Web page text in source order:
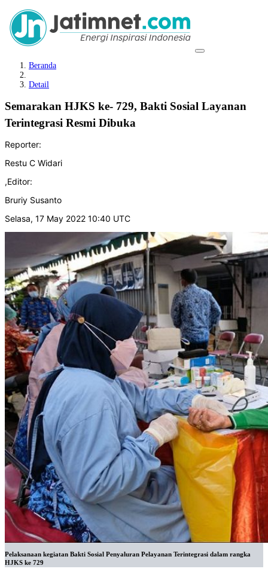
Beranda
Detail
Semarakan HJKS ke- 729, Bakti Sosial Layanan
Terintegrasi Resmi Dibuka
Reporter:
Restu C Widari
,Editor:
Bruriy Susanto
Selasa, 17 May 2022 10:40 UTC
Pelaksanaan kegiatan Bakti Sosial Penyaluran Pelayanan Terintegrasi dalam rangka
HJKS ke 729